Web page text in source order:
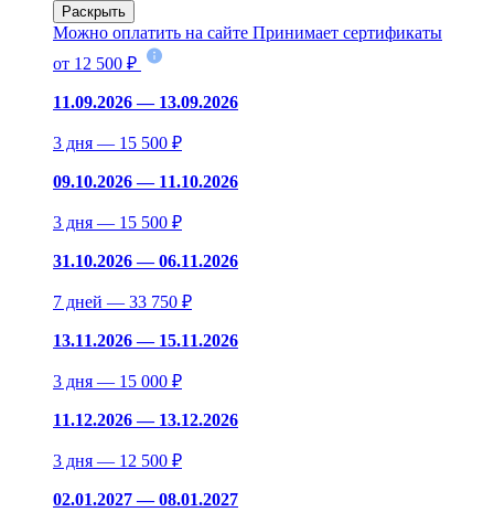
Раскрыть
Можно оплатить на сайте Принимает сертификаты
от 12 500 ₽
11.09.2026 — 13.09.2026
3 дня — 15 500 ₽
09.10.2026 — 11.10.2026
3 дня — 15 500 ₽
31.10.2026 — 06.11.2026
7 дней — 33 750 ₽
13.11.2026 — 15.11.2026
3 дня — 15 000 ₽
11.12.2026 — 13.12.2026
3 дня — 12 500 ₽
02.01.2027 — 08.01.2027